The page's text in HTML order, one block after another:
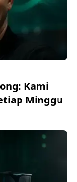
Kami
Minggu